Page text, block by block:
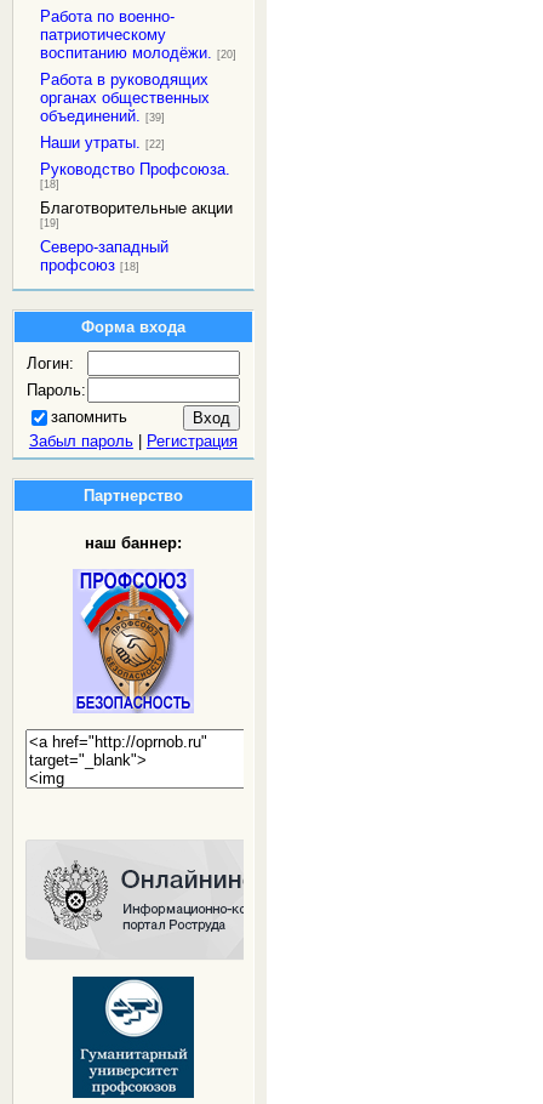
Работа по военно-
патриотическому
воспитанию молодёжи. [20]
Работа в руководящих
органах общественных
объединений. [39]
Наши утраты. [22]
Руководство Профсоюза.
[18]
Благотворительные акции
[19]
Северо-западный
профсоюз [18]
Форма входа
Логин:
Пароль:
запомнить
Забыл пароль| Регистрация
Партнерство
наш баннер: